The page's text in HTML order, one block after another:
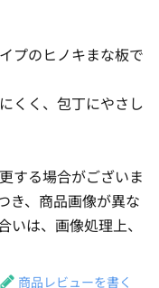
プのヒノキまな板で
くく、包丁にやさし
する場合がございま
き、商品画像が異な
いは、画像処理上、
商品レビューを書く